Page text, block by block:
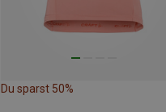
Du sparst 50%